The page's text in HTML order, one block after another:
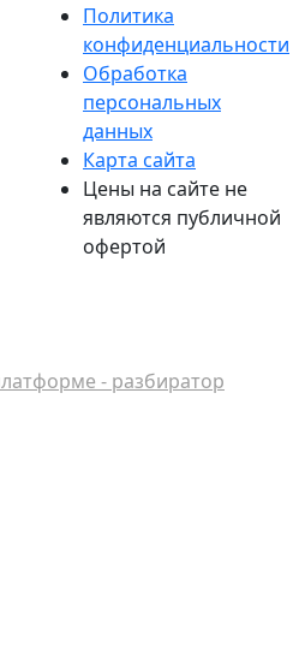
Политика
конфиденциальности
Обработка
персональных
данных
Карта сайта
Цены на сайте не
являются публичной
офертой
- разбиратор